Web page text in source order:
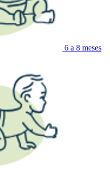
6 a 8 meses